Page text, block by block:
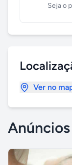
Seja o
Ver no